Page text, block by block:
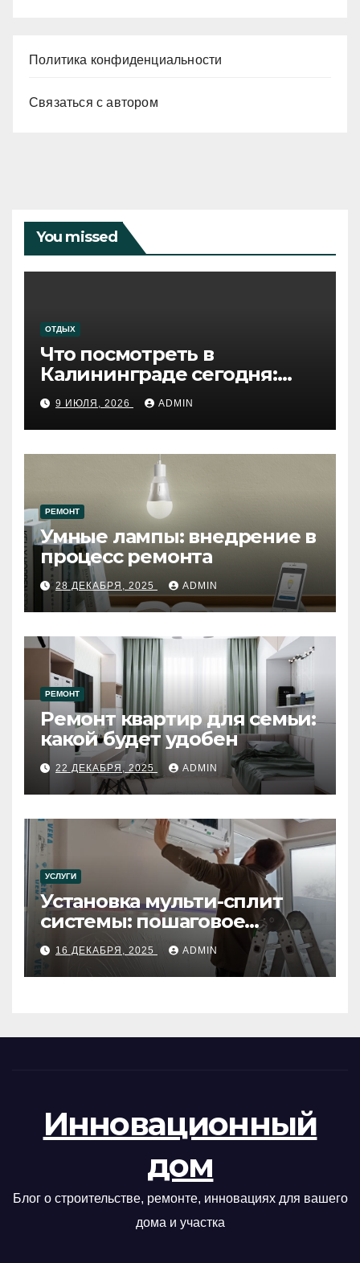
Политика конфиденциальности
Связаться с автором
You missed
ОТДЫХ
Что посмотреть в
Калининграде сегодня:
путеводитель по самому
западному городу России
9 ИЮЛЯ, 2026 ADMIN
РЕМОНТ
Умные лампы: внедрение в
процесс ремонта
28 ДЕКАБРЯ, 2025 ADMIN
РЕМОНТ
Ремонт квартир для семьи:
какой будет удобен
22 ДЕКАБРЯ, 2025 ADMIN
УСЛУГИ
Установка мульти-сплит
системы: пошаговое
руководство
16 ДЕКАБРЯ, 2025 ADMIN
Инновационный
дом
Блог о строительстве, ремонте, инновациях для вашего
дома и участка